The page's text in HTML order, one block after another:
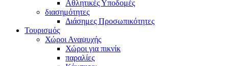
Αθλητικές Υποδομές
διασημότητες
Διάσημες Προσωπικότητες
Τουρισμός
Χώροι Αναψυχής
Χώροι για πικνίκ
παραλίες